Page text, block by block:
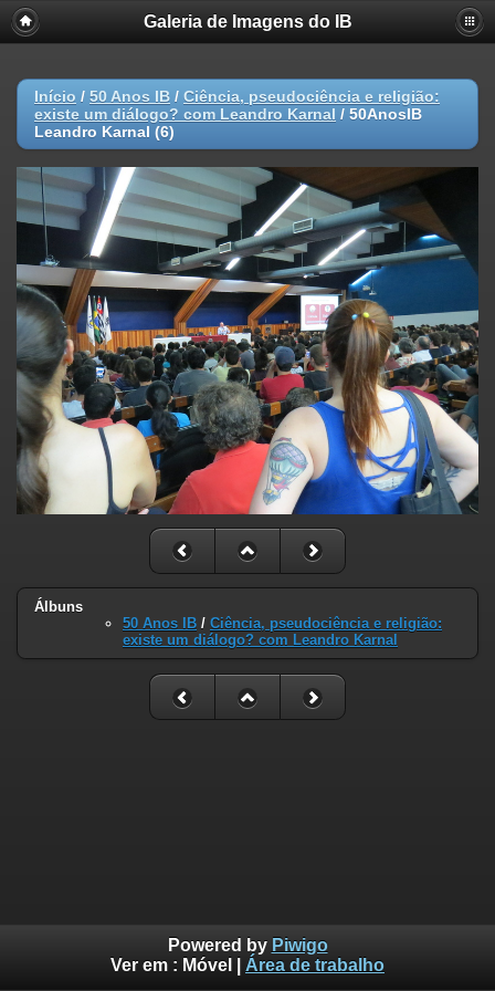
Galeria de Imagens do IB
Início / 50 Anos IB / Ciência, pseudociência e religião:
existe um diálogo? com Leandro Karnal / 50AnosIB
Leandro Karnal (6)
Álbuns
50 Anos IB / Ciência, pseudociência e religião:
existe um diálogo? com Leandro Karnal
Powered by Piwigo
Ver em : Móvel Área de trabalho